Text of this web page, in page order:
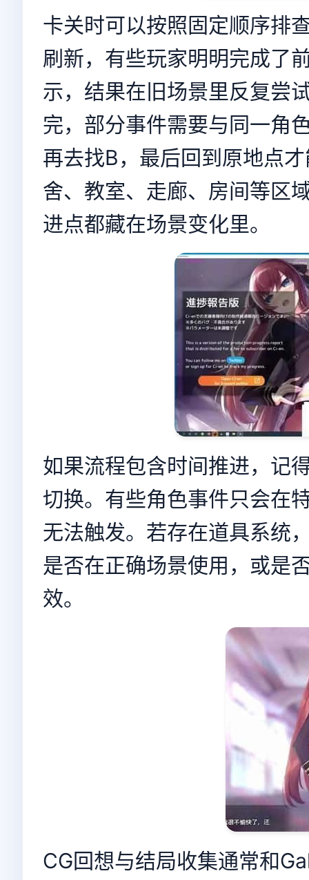
卡关时可以按照固定顺序排
刷新，有些玩家明明完成了
示，结果在旧场景里反复尝
完，部分事件需要与同一角
再去找B，最后回到原地点
舍、教室、走廊、房间等区
进点都藏在场景变化里。
如果流程包含时间推进，记
切换。有些角色事件只会在
无法触发。若存在道具系统
是否在正确场景使用，或是
效。
CG回想与结局收集通常和